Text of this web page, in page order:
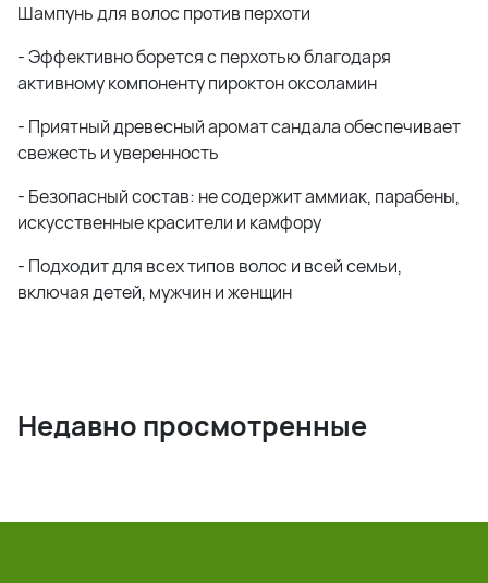
Шампунь для волос против перхоти
- Эффективно борется с перхотью благодаря
активному компоненту пироктон оксоламин
- Приятный древесный аромат сандала обеспечивает
свежесть и уверенность
- Безопасный состав: не содержит аммиак, парабены,
искусственные красители и камфору
- Подходит для всех типов волос и всей семьи,
включая детей, мужчин и женщин
Недавно просмотренные